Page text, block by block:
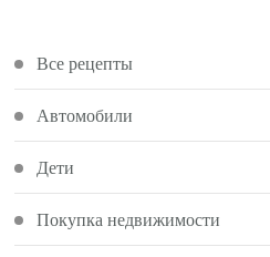
Все рецепты
Автомобили
Дети
Покупка недвижимости